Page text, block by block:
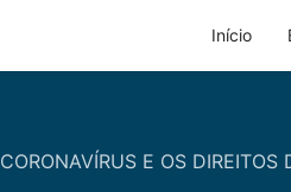
Início
CORONAVÍRUS E OS DIREITOS